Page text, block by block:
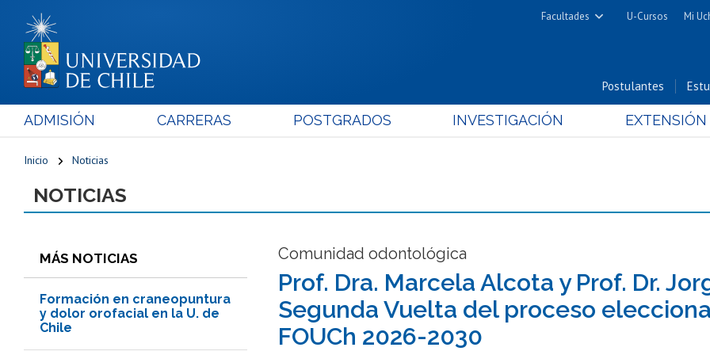
Facultades
Cs. Físicas y Matemáticas
Cs. Químicas y Farmacéuticas
Nutrición y Tecnología de
Alimentos
U-Cursos Mi
Postulantes
ADMISIÓN CARRERAS POSTGRADOS INVESTIGACIÓN EXTENSIÓN
Inicio Noticias
NOTICIAS
MÁS NOTICIAS
Formación en craneopuntura
y dolor orofacial en la U. de
Chile
Comunidad odontológica
Prof. Dra. Marcela Alcota y Prof. Dr.
Segunda Vuelta del proceso
FOUCh 2026-2030